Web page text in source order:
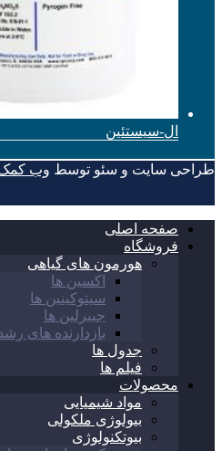
ال-سیستئین
طراحی سایت و سئو توسط وب
صفحه اصلی
فروشگاه
هورمون های گیاهی
اکسین ها
سیتوکینین ها
جیبرلین ها
بازدارنده های رشد
جدول ها
فیلم ها
محصولات
مواد شیمیایی
بیولوژی ملکولی
بیوتکنولوژی